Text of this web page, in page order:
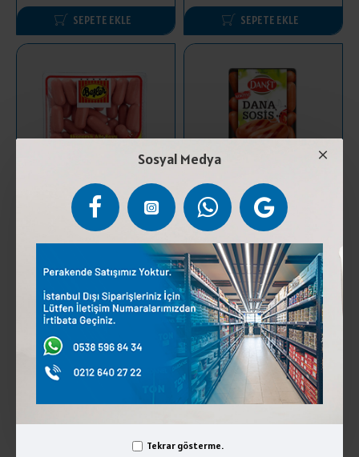
Sosyal Medya
Tekrar gösterme.
SEPETE EKLE SEPETE EKLE
BEŞLER SOSİS PİLİÇ KOKTEYL
EKO 700 GR
SEPETE EKLE
DANET SOSİS DANA KOKTEYL
250 GR
209,75 ₺
SEPETE EKLE